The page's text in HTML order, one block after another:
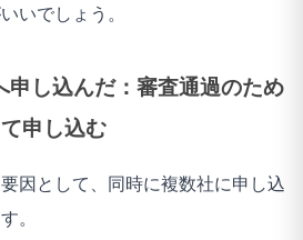
いでしょう。
申し込んだ：審査通過のため
申し込む
因として、同時に複数社に申し込
。